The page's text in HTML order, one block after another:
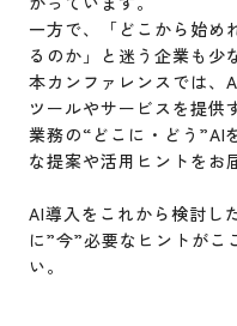
一方で、「どこから始め
るのか」と迷う企業も少
本カンファレンスでは、
ツールやサービスを提供
業務の“どこに・どう”AI
な提案や活用ヒントをお
AI導入をこれから検討し
に”今”必要なヒントがこ
い。